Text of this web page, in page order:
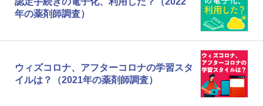
年の薬剤師調査）
ウィズコロナ、アフターコロナの学習スタ
イルは？（2021年の薬剤師調査）